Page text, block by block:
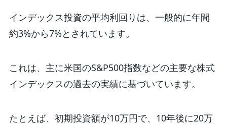
インデックス投資の平均利回りは、一般的に年間
約3%から7%とされています。
これは、主に米国のS&P500指数などの主要な株式
インデックスの過去の実績に基づいています。
たとえば、初期投資額が10万円で、10年後に20万